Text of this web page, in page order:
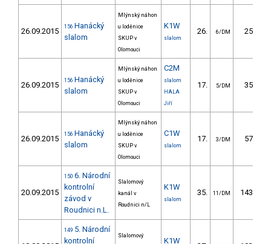
26.09.2015 156 Hanácký
slalom
Mlýnský náhon
u loděnice
SKUP v
Olomouci
K1W
slalom
26. 6/DM 25.50
26.09.2015 156 Hanácký
slalom
Mlýnský náhon
u loděnice
SKUP v
Olomouci
C2M
slalom
HALA
Jiří
17. 5/DM 35.20
26.09.2015 156 Hanácký
slalom
Mlýnský náhon
u loděnice
SKUP v
Olomouci
C1W
slalom
17. 3/DM 57.00
20.09.2015
150 6. Národní
kontrolní
závod v
Roudnici n.L.
Slalomový
kanál v
Roudnici n/L
K1W
slalom
35. 11/DM 143.24
149 5. Národní
kontrolní
Slalomový
K1W